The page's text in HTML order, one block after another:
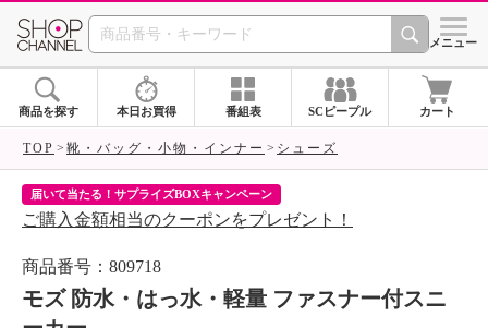
SHOP CHANNEL シメニュー
商品を探す 本日お買得 番組表 SCピープル カート
TOP 靴・バッグ・小物・インナー シューズ
届いて当たる！サプライズBOXキャンペーン
ご購入金額相当のクーポンをプレゼント！
商品番号：809718
モズ 防水・はっ水・軽量 ファスナー付スニ